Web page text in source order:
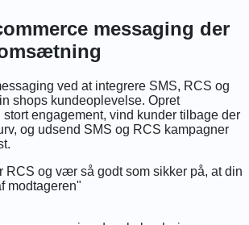
messaging der
ved at integrere SMS, RCS og
shops kundeoplevelse. Opret
engagement, vind kunder tilbage der
og udsend SMS og RCS kampagner
RCS og vær så godt som sikker på, at din
modtageren"